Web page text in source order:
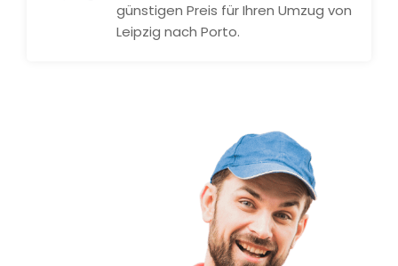
günstigen Preis für Ihren Umzug von
Leipzig nach Porto.